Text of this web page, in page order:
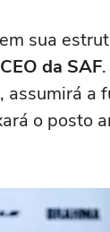
sua
CEO da SAF
, assumirá a
o posto